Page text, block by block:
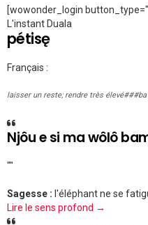
[wowonder_login
L'instant Duala
pétisę
Français :
laisser un reste; rendre très
Njôu e si ma wôlô
""
Sagesse : l'éléphant ne se
Lire le sens profond →